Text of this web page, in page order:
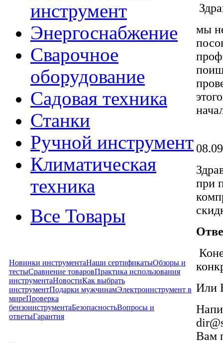
инструмент
Энергоснабжение
Сварочное
оборудование
Садовая техника
Станки
Ручной инструмент
Климатическая
техника
Все Товары
Новинки инструментаНаши сертификатыОбзоры и
тестыСравнение товаровПрактика использования
инструментаНовостиКак выбрать
инструментПодарки мужчинамЭлектроинструмент в
миреПроверка
бензоинструментаБезопасностьВопросы и
ответыГарантия
мы
при
Или
Вам